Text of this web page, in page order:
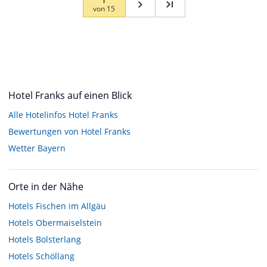
von 15
Hotel Franks auf einen Blick
Alle Hotelinfos Hotel Franks
Bewertungen von Hotel Franks
Wetter Bayern
Orte in der Nähe
Hotels Fischen im Allgäu
Hotels Obermaiselstein
Hotels Bolsterlang
Hotels Schöllang